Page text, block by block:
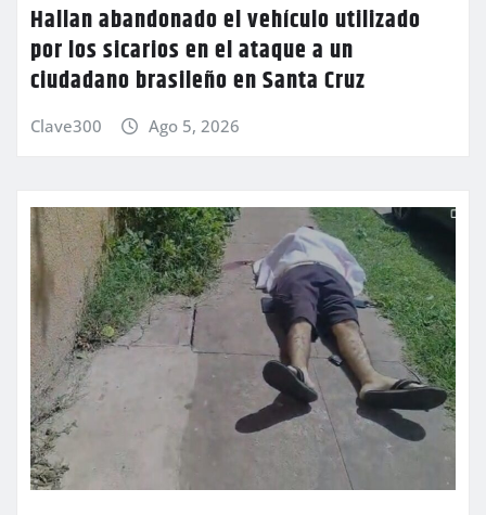
Hallan abandonado el vehículo utilizado
por los sicarios en el ataque a un
ciudadano brasileño en Santa Cruz
Clave300 Ago 5, 2026